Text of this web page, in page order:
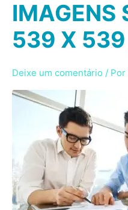
para
conteúdo
IMAGENS
539 X
Deixe um comentário / Por